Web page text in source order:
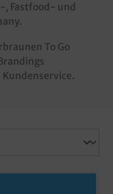
, Fastfood- und
To Go